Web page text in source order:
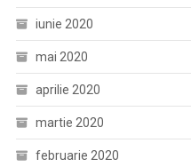
iunie 2020
mai 2020
aprilie 2020
martie 2020
februarie 2020